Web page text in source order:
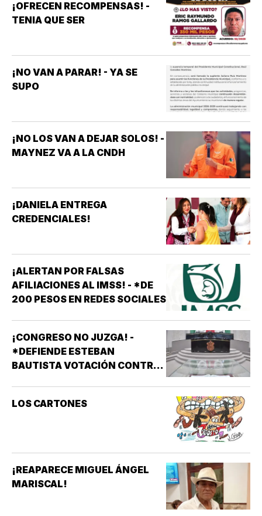
¡OFRECEN RECOMPENSAS! -
TENIA QUE SER
¡NO VAN A PARAR! - YA SE
SUPO
¡NO LOS VAN A DEJAR SOLOS! -
MAYNEZ VA A LA CNDH
¡DANIELA ENTREGA
CREDENCIALES!
¡ALERTAN POR FALSAS
AFILIACIONES AL IMSS! - *DE
200 PESOS EN REDES SOCIALES
¡CONGRESO NO JUZGA! -
*DEFIENDE ESTEBAN
BAUTISTA VOTACIÓN CONTRA
LOS CARTONES
¡REAPARECE MIGUEL ÁNGEL
MARISCAL!